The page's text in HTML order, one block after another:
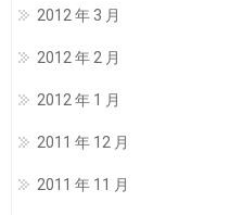
2012 年 3 月
2012 年 2 月
2012 年 1 月
2011 年 12 月
2011 年 11 月